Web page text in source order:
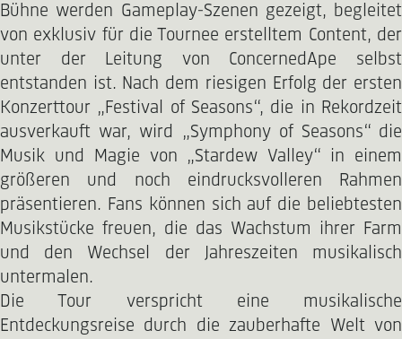
Bühne werden Gameplay-Szenen gezeigt, begleitet
von exklusiv für die Tournee erstelltem Content, der
unter der Leitung von ConcernedApe selbst
entstanden ist. Nach dem riesigen Erfolg der ersten
Konzerttour „Festival of Seasons“, die in Rekordzeit
ausverkauft war, wird „Symphony of Seasons“ die
Musik und Magie von „Stardew Valley“ in einem
größeren und noch eindrucksvolleren Rahmen
präsentieren. Fans können sich auf die beliebtesten
Musikstücke freuen, die das Wachstum ihrer Farm
und den Wechsel der Jahreszeiten musikalisch
untermalen.
Die Tour verspricht eine musikalische
Entdeckungsreise durch die zauberhafte Welt von